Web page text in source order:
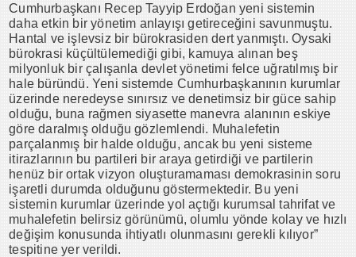
Cumhurbaşkanı Recep Tayyip Erdoğan yeni sistemin
daha etkin bir yönetim anlayışı getireceğini savunmuştu.
Hantal ve işlevsiz bir bürokrasiden dert yanmıştı. Oysaki
bürokrasi küçültülemediği gibi, kamuya alınan beş
milyonluk bir çalışanla devlet yönetimi felce uğratılmış bir
hale büründü. Yeni sistemde Cumhurbaşkanının kurumlar
üzerinde neredeyse sınırsız ve denetimsiz bir güce sahip
olduğu, buna rağmen siyasette manevra alanının eskiye
göre daralmış olduğu gözlemlendi. Muhalefetin
parçalanmış bir halde olduğu, ancak bu yeni sisteme
itirazlarının bu partileri bir araya getirdiği ve partilerin
henüz bir ortak vizyon oluşturamaması demokrasinin soru
işaretli durumda olduğunu göstermektedir. Bu yeni
sistemin kurumlar üzerinde yol açtığı kurumsal tahrifat ve
muhalefetin belirsiz görünümü, olumlu yönde kolay ve hızlı
değişim konusunda ihtiyatlı olunmasını gerekli kılıyor”
tespitine yer verildi.